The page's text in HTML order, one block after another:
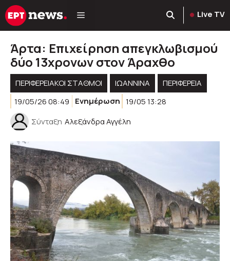
Μετάβαση
σε
Live TV
Άρτα: Επιχείρηση απεγκλωβισμού
δύο 13χρονων στον Άραχθο
ΠΕΡΙΦΕΡΕΙΑΚΟΊ ΣΤΑΘΜΟΊ ΙΩΑΝΝΙΝΑ
ΠΕΡΙΦΈΡΕΙΑ
19/05/26 08:49
Ενημέρωση 19/05 13:28
Σύνταξη Αλεξάνδρα Αγγέλη